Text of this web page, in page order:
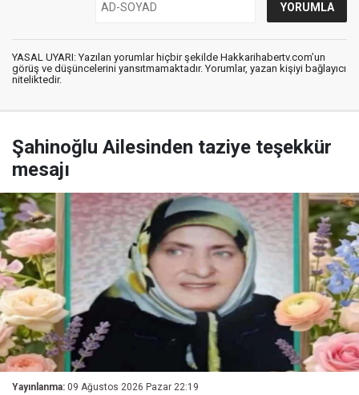
YASAL UYARI: Yazılan yorumlar hiçbir şekilde Hakkarihabertv.com’un
görüş ve düşüncelerini yansıtmamaktadır. Yorumlar, yazan kişiyi bağlayıcı
niteliktedir.
Şahinoğlu Ailesinden taziye teşekkür
mesajı
Yayınlanma: 09 Ağustos 2026 Pazar 22:19